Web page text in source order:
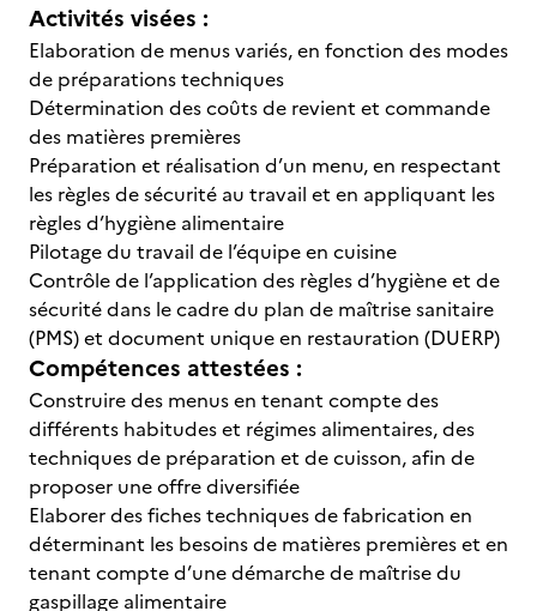
Activités visées :
Elaboration de menus variés, en fonction des modes
de préparations techniques
Détermination des coûts de revient et commande
des matières premières
Préparation et réalisation d’un menu, en respectant
les règles de sécurité au travail et en appliquant les
règles d’hygiène alimentaire
Pilotage du travail de l’équipe en cuisine
Contrôle de l’application des règles d’hygiène et de
sécurité dans le cadre du plan de maîtrise sanitaire
(PMS) et document unique en restauration (DUERP)
Compétences attestées :
Construire des menus en tenant compte des
différents habitudes et régimes alimentaires, des
techniques de préparation et de cuisson, afin de
proposer une offre diversifiée
Elaborer des fiches techniques de fabrication en
déterminant les besoins de matières premières et en
tenant compte d’une démarche de maîtrise du
gaspillage alimentaire